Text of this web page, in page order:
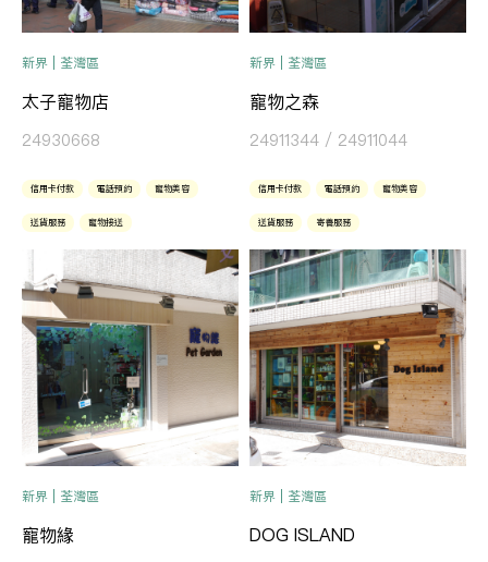
新界 | 荃灣區
太子寵物店
24930668
信用卡付款 電話預約 寵物美容
送貨服務 寵物接送
新界 | 荃灣區
寵物之森
24911344 / 24911044
信用卡付款 電話預約 寵物美容
送貨服務 寄養服務
新界 | 荃灣區
寵物緣
新界 | 荃灣區
DOG ISLAND